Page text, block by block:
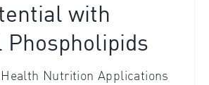
with
Phospholipids
Health Nutrition Applications